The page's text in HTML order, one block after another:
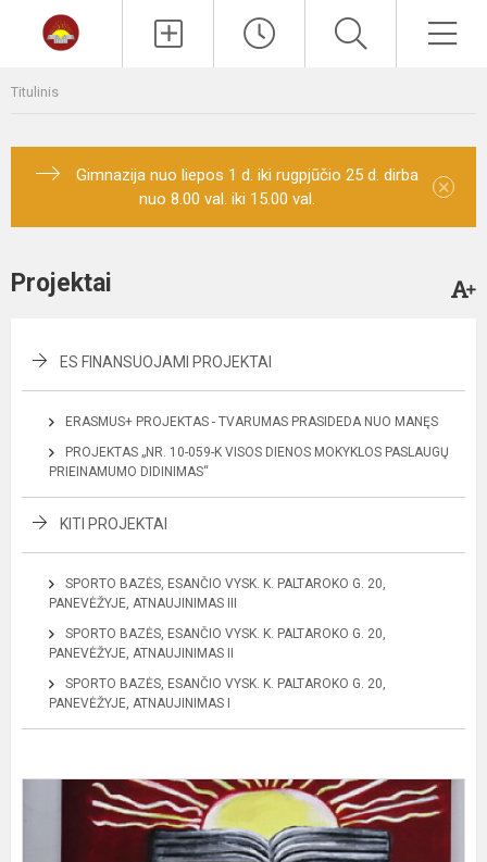
Titulinis
Gimnazija nuo liepos 1 d. iki rugpjūčio 25 d. dirba
nuo 8.00 val. iki 15.00 val.
×
Projektai
ES FINANSUOJAMI PROJEKTAI
ERASMUS+ PROJEKTAS - TVARUMAS PRASIDEDA NUO MANĘS
PROJEKTAS „NR. 10-059-K VISOS DIENOS MOKYKLOS PASLAUGŲ
PRIEINAMUMO DIDINIMAS“
KITI PROJEKTAI
SPORTO BAZĖS, ESANČIO VYSK. K. PALTAROKO G. 20,
PANEVĖŽYJE, ATNAUJINIMAS III
SPORTO BAZĖS, ESANČIO VYSK. K. PALTAROKO G. 20,
PANEVĖŽYJE, ATNAUJINIMAS II
SPORTO BAZĖS, ESANČIO VYSK. K. PALTAROKO G. 20,
PANEVĖŽYJE, ATNAUJINIMAS I